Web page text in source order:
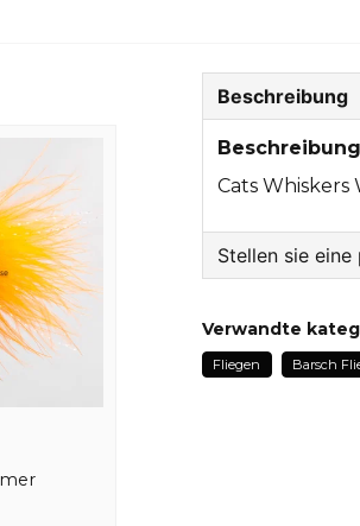
Beschreibung
Cats Whiskers
Stellen sie
Fragen sie
Verwandte
Fliegen Barsch